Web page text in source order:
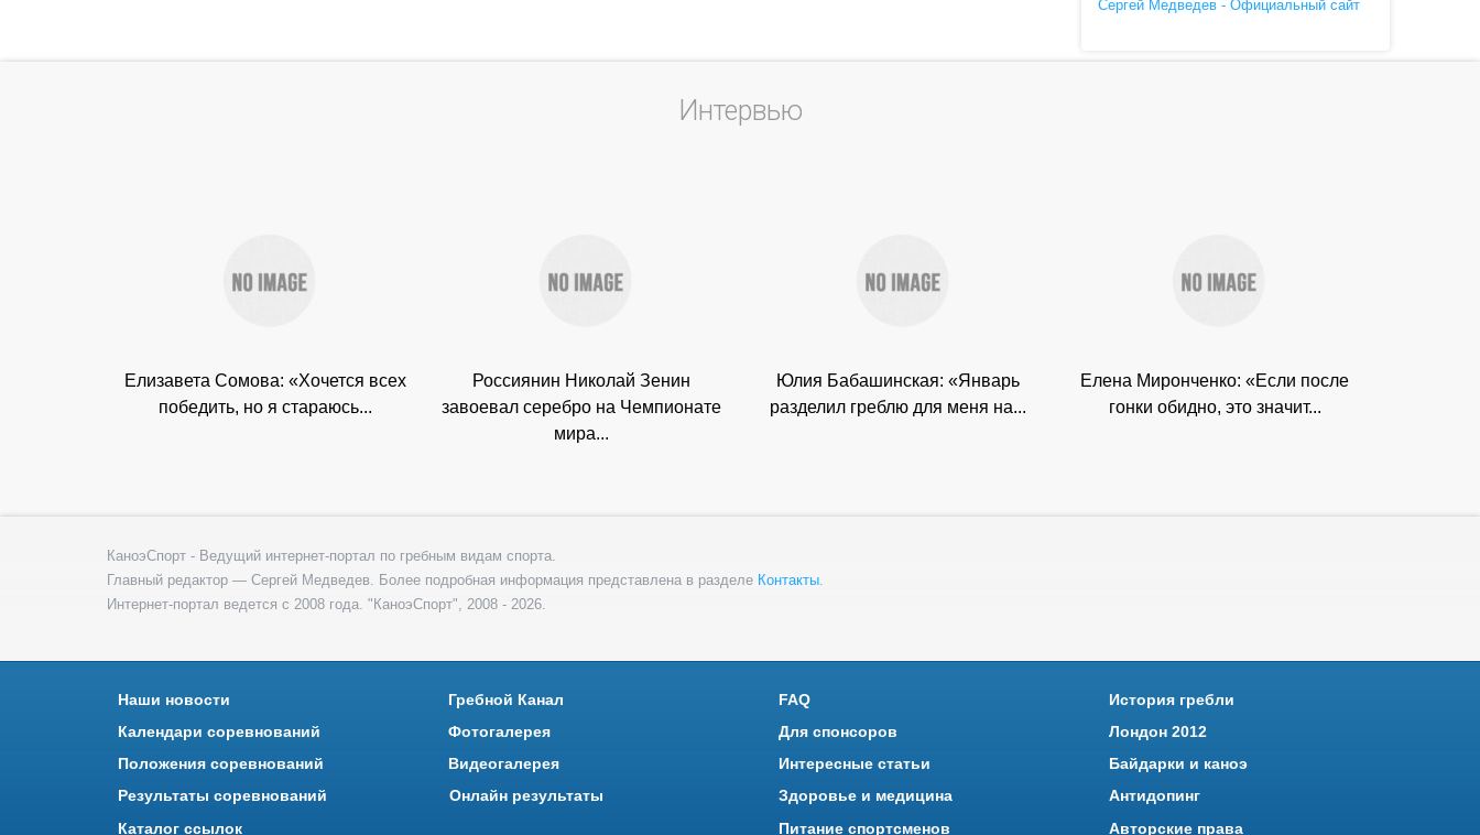
Сергей Медведев - Официальный сайт
Интервью
Елизавета Сомова: «Хочется всех
победить, но я стараюсь...
Россиянин Николай Зенин
завоевал серебро на Чемпионате
мира...
Юлия Бабашинская: «Январь
разделил греблю для меня на...
Елена Миронченко: «Если после
гонки обидно, это значит...
КаноэСпорт - Ведущий интернет-портал по гребным видам спорта.
Главный редактор — Сергей Медведев. Более подробная информация представлена в разделе Контакты
Интернет-портал ведется с 2008 года. "КаноэСпорт", 2008 - 2026.
Наши новости
Календари соревнований
Положения соревнований
Результаты соревнований
Каталог ссылок
Гребной Канал
Фотогалерея
Видеогалерея
Онлайн результаты
FAQ
Для спонсоров
Интересные статьи
Здоровье и медицина
Питание спортсменов
История гребли
Лондон 2012
Байдарки и каноэ
Антидопинг
Авторские права